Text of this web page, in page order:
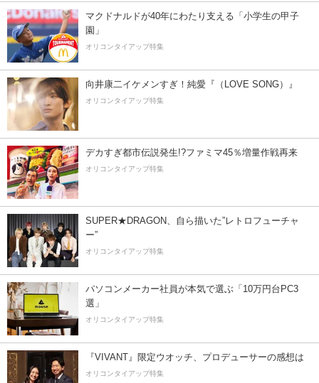
マクドナルドが40年にわたり支える「小学生の甲子
園」
オリコンタイアップ特集
向井康二イケメンすぎ！純愛『（LOVE SONG）』
オリコンタイアップ特集
デカすぎ都市伝説発生!?ファミマ45％増量作戦再来
オリコンタイアップ特集
SUPER★DRAGON、自ら描いた”レトロフューチャ
ー”
オリコンタイアップ特集
パソコンメーカー社員が本気で選ぶ「10万円台PC3
選」
オリコンタイアップ特集
『VIVANT』限定ウオッチ、プロデューサーの感想は
オリコンタイアップ特集